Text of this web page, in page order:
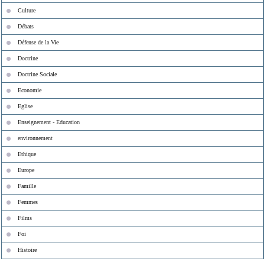
Culture
Débats
Défense de la Vie
Doctrine
Doctrine Sociale
Economie
Eglise
Enseignement - Education
environnement
Ethique
Europe
Famille
Femmes
Films
Foi
Histoire